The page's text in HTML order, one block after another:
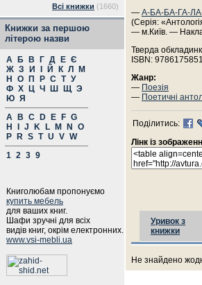
Всі книжки (1660)
Книжки за першою
літерою назви
А Б В Г Д Е Є
Ж З И Й К Л
М
Н
О П Р С Т У
Ф Х Ц Ч Ш Щ Э
Ю Я
A
B C D E F G
H
J K L M N
O
P
R S T U V W
1 2 3 9
Книголюбам пропонуємо
купить мебель
для ваших книг.
Шафи зручні для всіх
видів книг, окрім електронних.
www.vsi-mebli.ua
— А-БА-БА-ГА-
(Серія:
— м.Київ. —
Тверда
ISBN:
Жанр:
— Поезія
— Поетичні
Поділитись:
Лінк із
Уривок з
книжки
Не знайдено